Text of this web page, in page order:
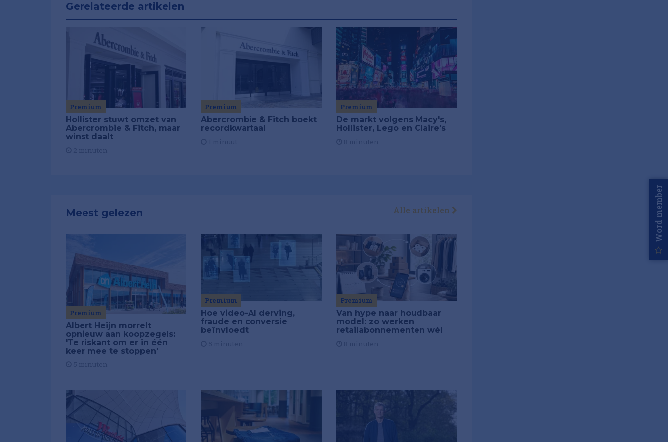
Gerelateerde artikelen
Premium
Hollister stuwt omzet van
Abercrombie & Fitch, maar
winst daalt
Premium
Abercrombie & Fitch boekt
recordkwartaal
Premium
De markt volgens Macy's,
Hollister, Lego en Claire's
Meest gelezen Alle artikelen
Premium
Albert Heijn morrelt
opnieuw aan koopzegels:
'Te riskant om er in één
keer mee te stoppen'
Premium
Hoe video-AI derving,
fraude en conversie
beïnvloedt
Premium
Van hype naar houdbaar
model: zo werken
retailabonnementen wél
Word member